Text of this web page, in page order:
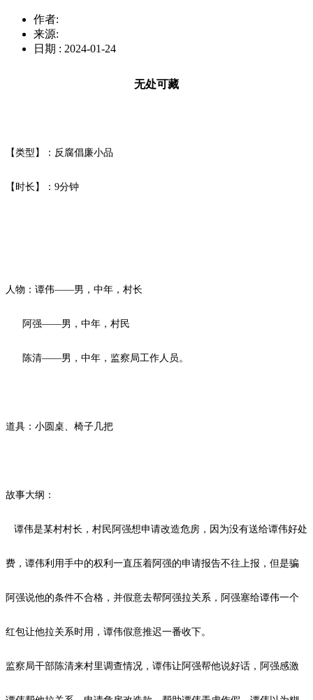
作者:
来源:
日期 : 2024-01-24
无处可藏
【类型】：反腐倡廉小品
【时长】： 9分钟
人物：谭伟——男，中年，村长
阿强——男，中年，村民
陈清——男，中年，监察局工作人员。
道具：小圆桌、椅子几把
故事大纲：
谭伟是某村村长，村民阿强想申请改造危房，因为没有送给谭伟好处
费，谭伟利用手中的权利一直压着阿强的申请报告不往上报，但是骗
阿强说他的条件不合格，并假意去帮阿强拉关系，阿强塞给谭伟一个
红包让他拉关系时用，谭伟假意推迟一番收下。
监察局干部陈清来村里调查情况，谭伟让阿强帮他说好话，阿强感激